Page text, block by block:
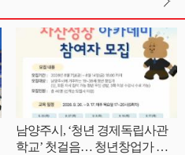
남양주시, ‘청년 경제독립사관
학교’ 첫걸음… 청년창업가 자